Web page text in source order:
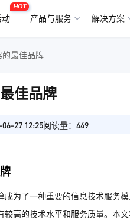
动
HOT
产品与服务 解决方案
最佳品牌
佳品牌
27 12:25阅读量：449
成为了一种重要的信息技术服务
较高的技术水平和服务质量。本